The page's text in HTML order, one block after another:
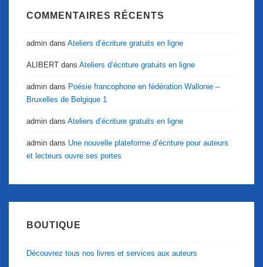
COMMENTAIRES RÉCENTS
admin dans Ateliers d’écriture gratuits en ligne
ALIBERT dans Ateliers d’écriture gratuits en ligne
admin dans Poésie francophone en fédération Wallonie –
Bruxelles de Belgique 1
admin dans Ateliers d’écriture gratuits en ligne
admin dans Une nouvelle plateforme d’écriture pour auteurs
et lecteurs ouvre ses portes
BOUTIQUE
Découvrez tous nos livres et services aux auteurs